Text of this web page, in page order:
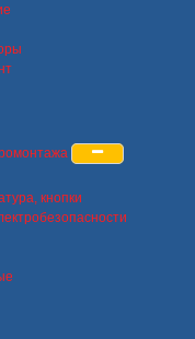
кнопки